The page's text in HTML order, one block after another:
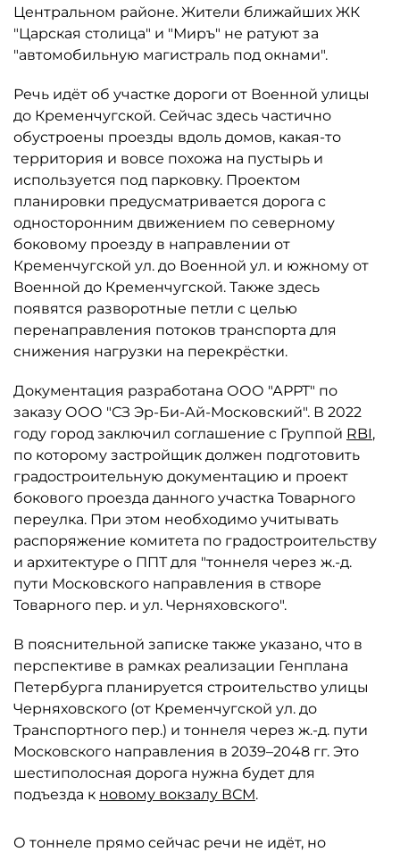
Центральном районе. Жители ближайших ЖК
"Царская столица" и "Миръ" не ратуют за
"автомобильную магистраль под окнами".
Речь идёт об участке дороги от Военной улицы
до Кременчугской. Сейчас здесь частично
обустроены проезды вдоль домов, какая-то
территория и вовсе похожа на пустырь и
используется под парковку. Проектом
планировки предусматривается дорога с
односторонним движением по северному
боковому проезду в направлении от
Кременчугской ул. до Военной ул. и южному от
Военной до Кременчугской. Также здесь
появятся разворотные петли с целью
перенаправления потоков транспорта для
снижения нагрузки на перекрёстки.
Документация разработана ООО "АРРТ" по
заказу ООО "СЗ Эр-Би-Ай-Московский". В 2022
году город заключил соглашение с Группой RBI,
по которому застройщик должен подготовить
градостроительную документацию и проект
бокового проезда данного участка Товарного
переулка. При этом необходимо учитывать
распоряжение комитета по градостроительству
и архитектуре о ППТ для "тоннеля через ж.-д.
пути Московского направления в створе
Товарного пер. и ул. Черняховского".
В пояснительной записке также указано, что в
перспективе в рамках реализации Генплана
Петербурга планируется строительство улицы
Черняховского (от Кременчугской ул. до
Транспортного пер.) и тоннеля через ж.-д. пути
Московского направления в 2039–2048 гг. Это
шестиполосная дорога нужна будет для
подъезда к новому вокзалу ВСМ.
О тоннеле прямо сейчас речи не идёт, но